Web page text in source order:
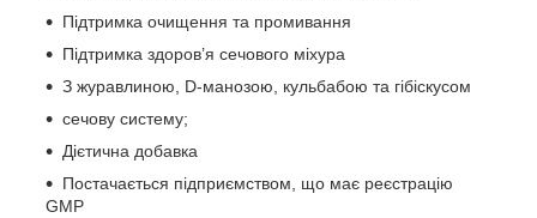
Підтримка очищення та промивання
Підтримка здоров’я сечового міхура
З журавлиною, D-манозою, кульбабою та гібіскусом
сечову систему;
Дієтична добавка
Постачається підприємством, що має реєстрацію
GMP